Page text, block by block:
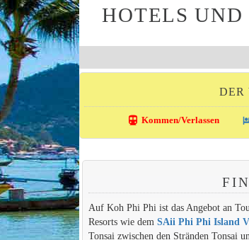
HOTELS
DER
directions_transit Kommen/Verlassen
Auf Koh Phi Phi ist das Angebot an
Resorts wie dem SAii Phi Phi Island
Tonsai zwischen den Stränden Tonsai